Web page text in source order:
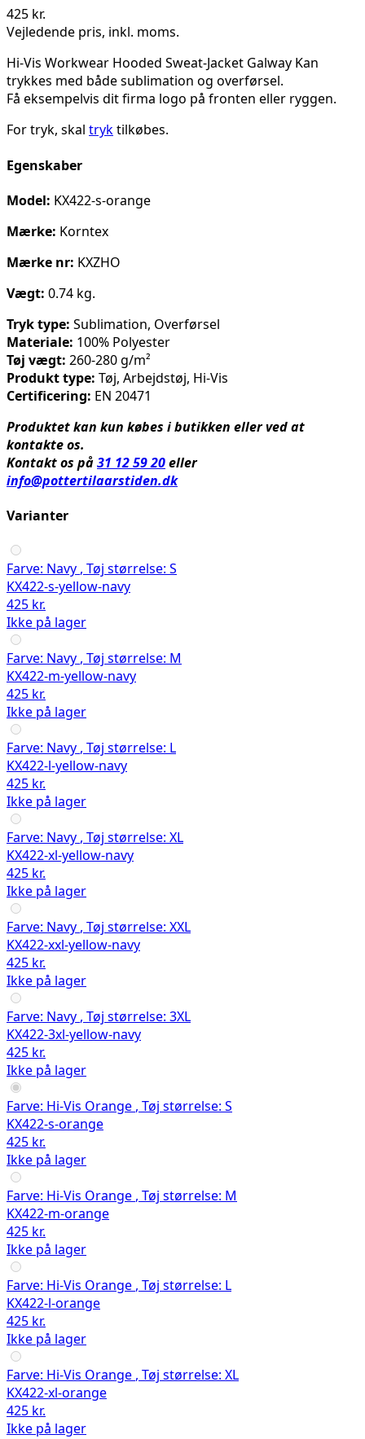
425 kr.
Vejledende pris, inkl. moms.
Hi-Vis Workwear Hooded Sweat-Jacket Galway Kan
trykkes med både sublimation og overførsel.
Få eksempelvis dit firma logo på fronten eller ryggen.
For tryk, skal tryktilkøbes.
Egenskaber
Model: KX422-s-orange
Mærke: Korntex
Mærke nr: KXZHO
Vægt: 0.74 kg.
Tryk type: Sublimation, Overførsel
Materiale: 100% Polyester
Tøj vægt: 260-280 g/m²
Produkt type: Tøj, Arbejdstøj, Hi-Vis
Certificering: EN 20471
Produktet kan kun købes i butikken eller ved at
kontakte os.
Kontakt os på31 12 59 20eller
info@pottertilaarstiden.dk
Varianter
Farve: Navy , Tøj størrelse: S
KX422-s-yellow-navy
425 kr.
Ikke på lager
Farve: Navy , Tøj størrelse: M
KX422-m-yellow-navy
425 kr.
Ikke på lager
Farve: Navy , Tøj størrelse: L
KX422-l-yellow-navy
425 kr.
Ikke på lager
Farve: Navy , Tøj størrelse: XL
KX422-xl-yellow-navy
425 kr.
Ikke på lager
Farve: Navy , Tøj størrelse: XXL
KX422-xxl-yellow-navy
425 kr.
Ikke på lager
Farve: Navy , Tøj størrelse: 3XL
KX422-3xl-yellow-navy
425 kr.
Ikke på lager
Farve: Hi-Vis Orange , Tøj størrelse: S
KX422-s-orange
425 kr.
Ikke på lager
Farve: Hi-Vis Orange , Tøj størrelse: M
KX422-m-orange
425 kr.
Ikke på lager
Farve: Hi-Vis Orange , Tøj størrelse: L
KX422-l-orange
425 kr.
Ikke på lager
Farve: Hi-Vis Orange , Tøj størrelse: XL
KX422-xl-orange
425 kr.
Ikke på lager